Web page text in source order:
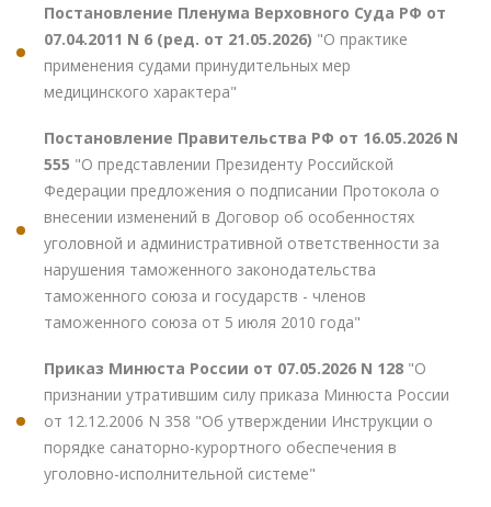
Постановление Пленума Верховного Суда РФ от
07.04.2011 N 6 (ред. от 21.05.2026) "О практике
применения судами принудительных мер
медицинского характера"
Постановление Правительства РФ от 16.05.2026 N
555 "О представлении Президенту Российской
Федерации предложения о подписании Протокола о
внесении изменений в Договор об особенностях
уголовной и административной ответственности за
нарушения таможенного законодательства
таможенного союза и государств - членов
таможенного союза от 5 июля 2010 года"
Приказ Минюста России от 07.05.2026 N 128 "О
признании утратившим силу приказа Минюста России
от 12.12.2006 N 358 "Об утверждении Инструкции о
порядке санаторно-курортного обеспечения в
уголовно-исполнительной системе"